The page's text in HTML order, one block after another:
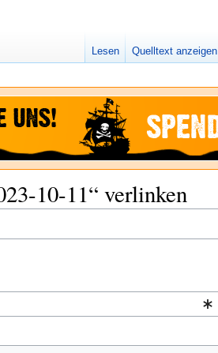
10-11“ verlinken
Lesen Quelltext anzeigen